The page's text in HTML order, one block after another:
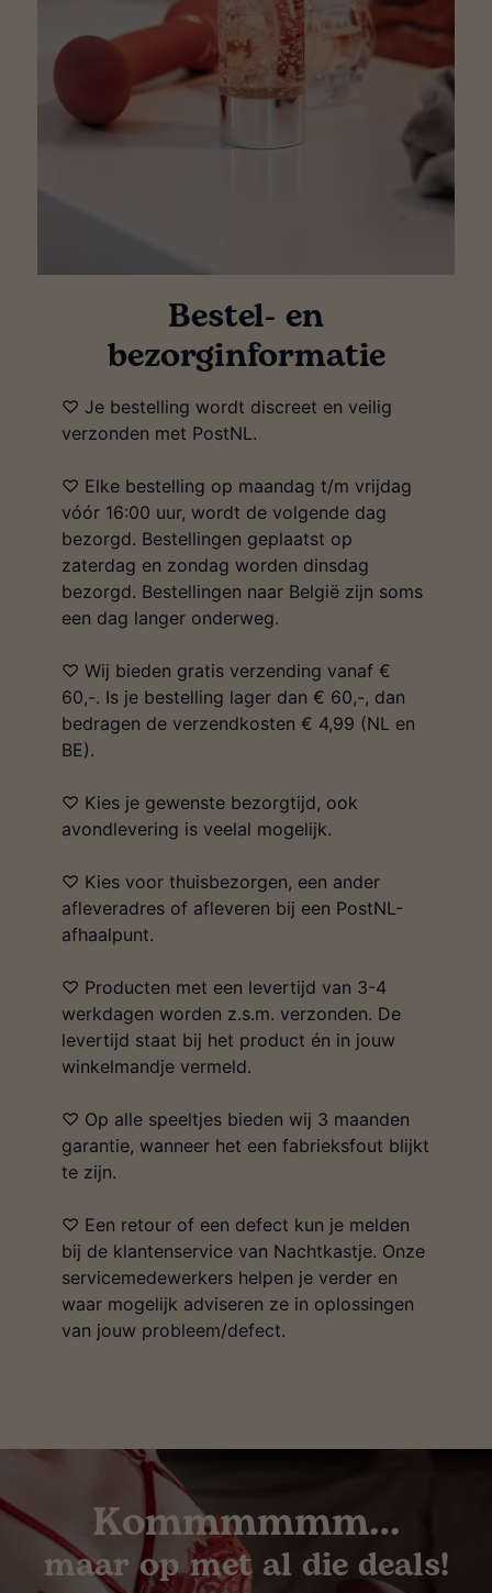
Bestel- en
bezorginformatie
♡ Je bestelling wordt discreet en veilig
verzonden met PostNL.
♡ Elke bestelling op maandag t/m vrijdag
vóór 16:00 uur, wordt de volgende dag
bezorgd. Bestellingen geplaatst op
zaterdag en zondag worden dinsdag
bezorgd. Bestellingen naar België zijn soms
een dag langer onderweg.
♡ Wij bieden gratis verzending vanaf €
60,-. Is je bestelling lager dan € 60,-, dan
bedragen de verzendkosten € 4,99 (NL en
BE).
♡ Kies je gewenste bezorgtijd, ook
avondlevering is veelal mogelijk.
♡ Kies voor thuisbezorgen, een ander
afleveradres of afleveren bij een PostNL-
afhaalpunt.
♡ Producten met een levertijd van 3-4
werkdagen worden z.s.m. verzonden. De
levertijd staat bij het product én in jouw
winkelmandje vermeld.
♡ Op alle speeltjes bieden wij 3 maanden
garantie, wanneer het een fabrieksfout blijkt
te zijn.
♡ Een retour of een defect kun je melden
bij de klantenservice van Nachtkastje. Onze
servicemedewerkers helpen je verder en
waar mogelijk adviseren ze in oplossingen
van jouw probleem/defect.
Kommmmmm…
maar op met al die deals!